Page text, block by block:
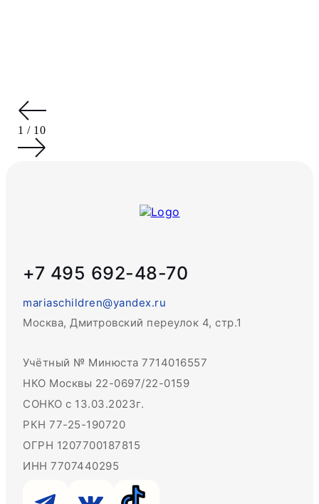
1 / 10
+7 495 692-48-70
mariaschildren@yandex.ru
Москва, Дмитровский переулок 4, стр.1
Учётный № Минюста 7714016557
НКО Москвы 22-0697/22-0159
СОНКО с 13.03.2023г.
РКН 77-25-190720
ОГРН 1207700187815
ИНН 7707440295